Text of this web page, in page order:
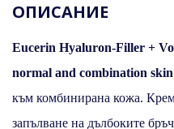
ОПИСАНИЕ
Eucerin Hyaluron-Filler +
normal and combination
към комбинирана кожа.
запълване на дълбоките